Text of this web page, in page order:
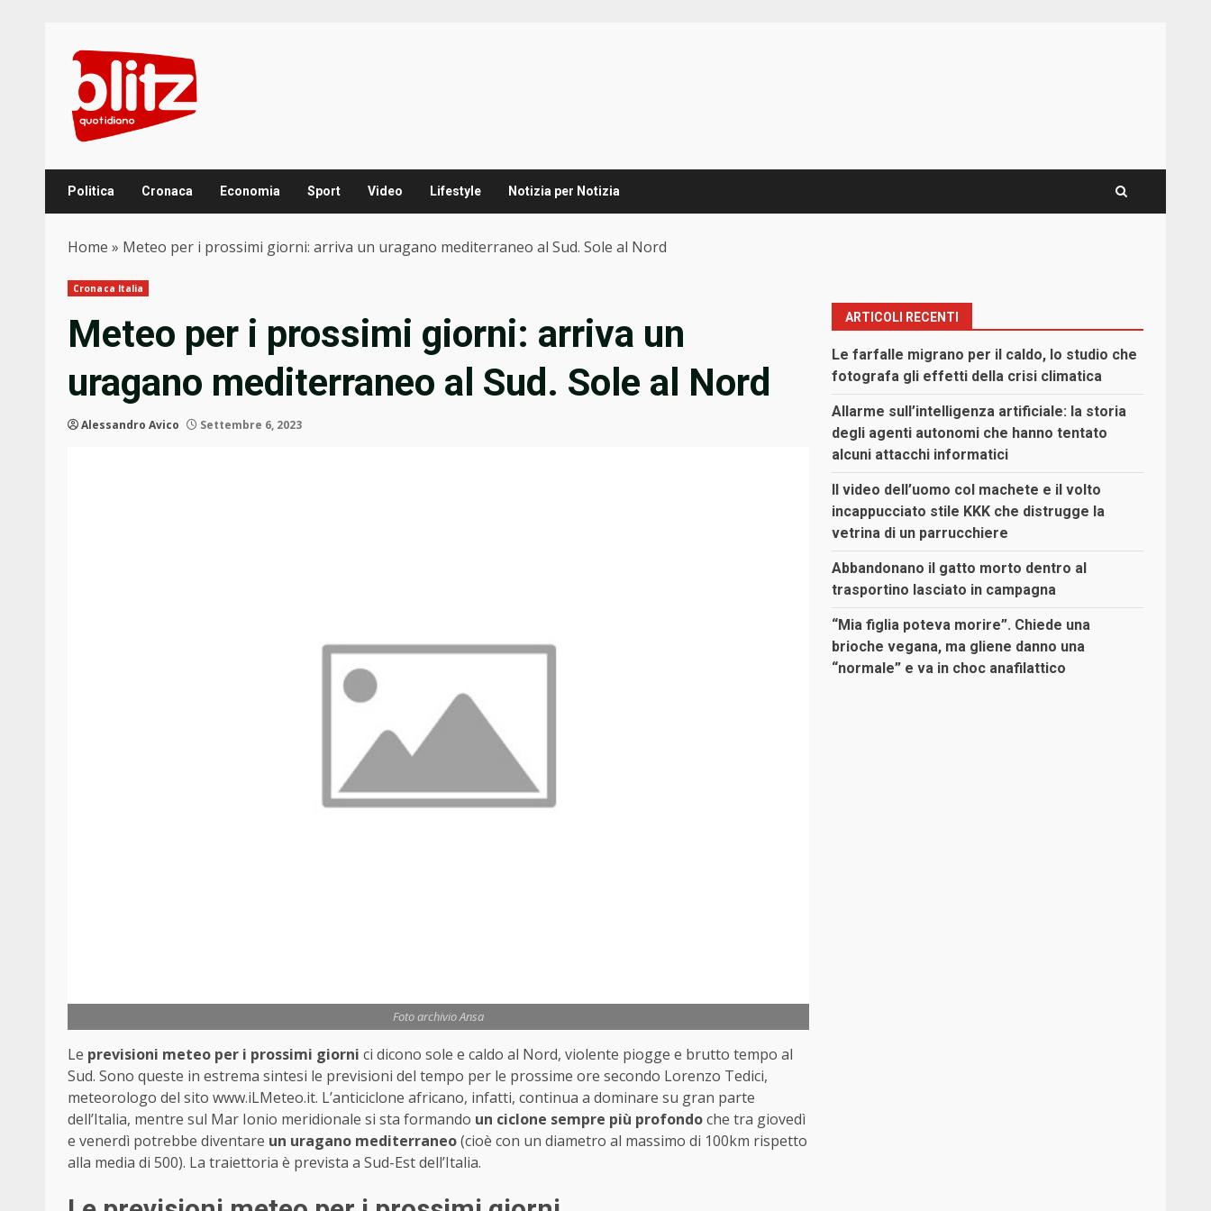
content
Politica Cronaca Economia Sport Video Lifestyle Notizia per Notizia
Home » Meteo per i prossimi giorni: arriva un uragano mediterraneo al Sud. Sole al Nord
Cronaca Italia
Meteo per i prossimi giorni: arriva un
uragano mediterraneo al Sud. Sole al Nord
Alessandro Avico Settembre 6, 2023
Foto archivio Ansa
Le previsioni meteo per i prossimi giorni ci dicono sole e caldo al Nord, violente piogge e brutto tempo al
Sud. Sono queste in estrema sintesi le previsioni del tempo per le prossime ore secondo Lorenzo Tedici,
meteorologo del sito www.iLMeteo.it. L’anticiclone africano, infatti, continua a dominare su gran parte
dell’Italia, mentre sul Mar Ionio meridionale si sta formando un ciclone sempre più profondoche tra giovedì
e venerdì potrebbe diventare un uragano mediterraneo(cioè con un diametro al massimo di 100km rispetto
alla media di 500). La traiettoria è prevista a Sud-Est dell’Italia.
ARTICOLI RECENTI
Le farfalle migrano per il caldo, lo studio che
fotografa gli effetti della crisi climatica
Allarme sull’intelligenza artificiale: la storia
degli agenti autonomi che hanno tentato
alcuni attacchi informatici
Il video dell’uomo col machete e il volto
incappucciato stile KKK che distrugge la
vetrina di un parrucchiere
Abbandonano il gatto morto dentro al
trasportino lasciato in campagna
“Mia figlia poteva morire”. Chiede una
brioche vegana, ma gliene danno una
“normale” e va in choc anafilattico